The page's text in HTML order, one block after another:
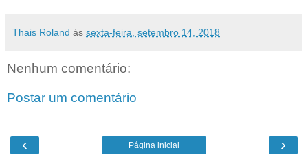
Thais Roland às sexta-feira, setembro 14, 2018
Nenhum comentário:
Postar um comentário
‹ ›
Página inicial